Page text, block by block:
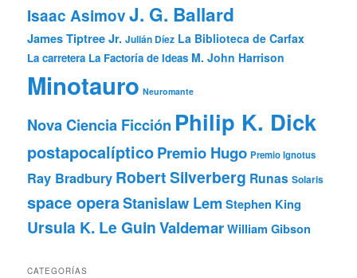
Isaac AsimovJ. G. Ballard
James Tiptree Jr. Julián Díez La Biblioteca de Carfax
La carretera La Factoría de Ideas M. John Harrison
Minotauro Neuromante
Nova Ciencia Ficción Philip K. Dick
postapocalípticoPremio Hugo Premio Ignotus
Ray Bradbury Robert Silverberg Runas Solaris
space operaStanislaw Lem Stephen King
Ursula K. Le GuinValdemarWilliam Gibson
CATEGORÍAS